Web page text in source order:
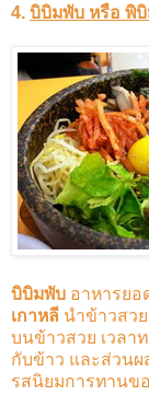
4. บิบิมพับ หรือ พิ
บิบิมพับ อาหารยอ
เกาหลี นำข้าวสว
บนข้าวสวย เวลา
กับข้าว และส่วนผ
รสนิยมการทานข